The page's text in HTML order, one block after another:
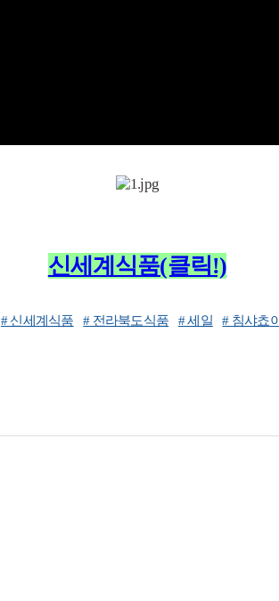
신세계식품(클릭!)
# 신세계식품 # 전라북도식품 # 세일 # 침샤쵸이